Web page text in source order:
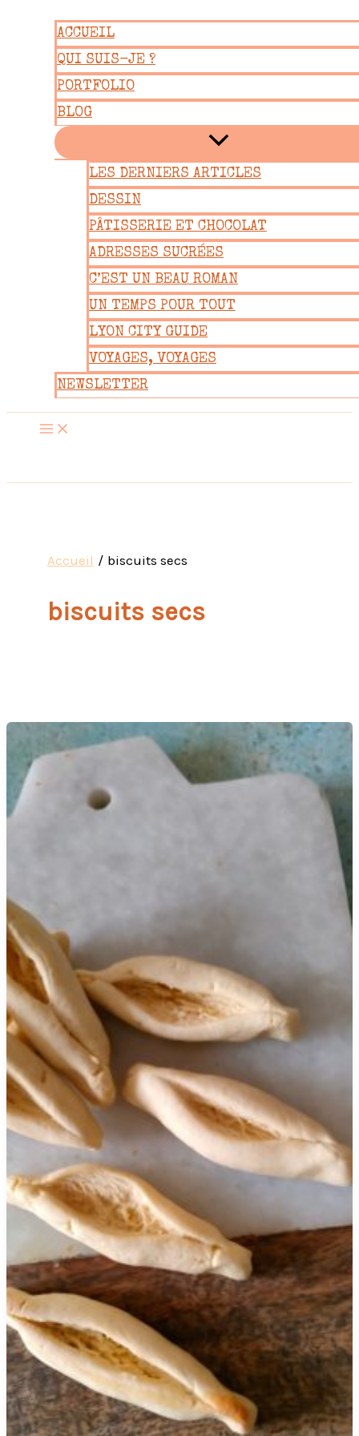
contenu
ACCUEIL
QUI SUIS-JE ?
PORTFOLIO
BLOG
LES DERNIERS ARTICLES
DESSIN
PÂTISSERIE ET CHOCOLAT
ADRESSES SUCRÉES
C’EST UN BEAU ROMAN
UN TEMPS POUR TOUT
LYON CITY GUIDE
VOYAGES, VOYAGES
NEWSLETTER
Accueil biscuits secs
biscuits secs